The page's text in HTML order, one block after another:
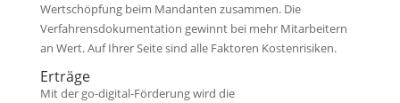
Wertschöpfung beim Mandanten zusammen. Die
Verfahrensdokumentation gewinnt bei mehr Mitarbeitern
an Wert. Auf Ihrer Seite sind alle Faktoren Kostenrisiken.
Erträge
Mit der go-digital-Förderung wird die